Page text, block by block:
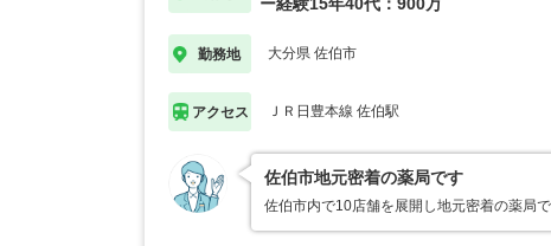
勤務地 大分県 佐伯市
アクセス ＪＲ日豊本線 佐伯駅
佐伯市地元密着の薬局です
佐伯市内で10店舗を展開し地元密着の薬局